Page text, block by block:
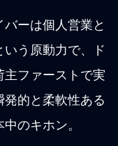
ーは個人営業と
う原動力で、ド
主ファーストで実
的と柔軟性ある
のキホン。